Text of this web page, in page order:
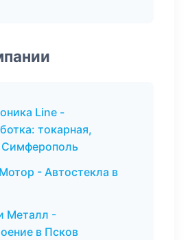
Line -
токарная,
Симферополь
- Автостекла в
Металл -
в Псков